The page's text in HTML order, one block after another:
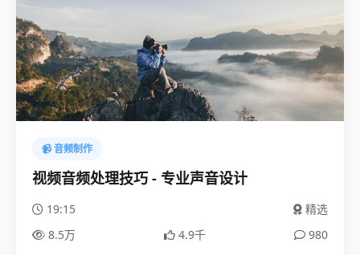
📹 音频制作
视频音频处理技巧 - 专业声音设计
19:15
精选
8.5万
4.9千 980